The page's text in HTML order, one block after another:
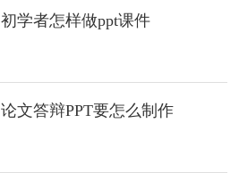
初学者怎样做ppt课件
论文答辩PPT要怎么制作